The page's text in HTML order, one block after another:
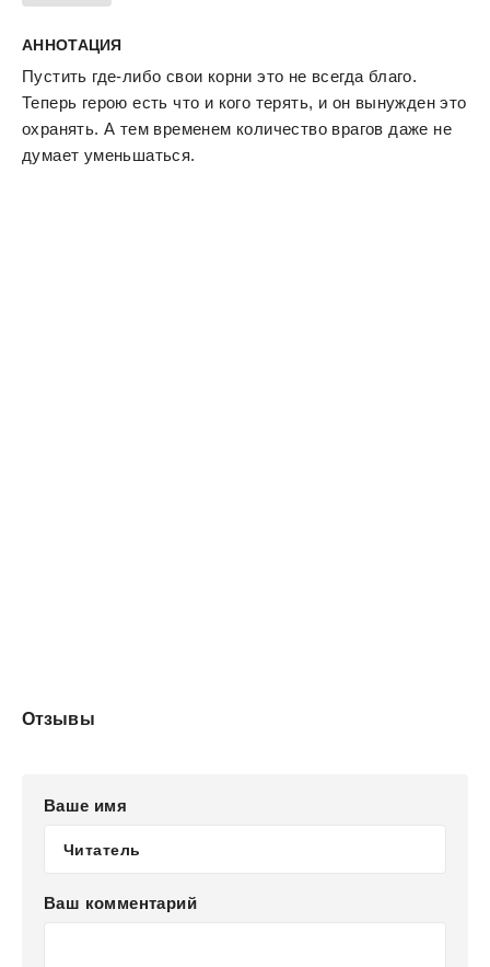
АННОТАЦИЯ
Пустить где-либо свои корни это не всегда благо.
Теперь герою есть что и кого терять, и он вынужден это
охранять. А тем временем количество врагов даже не
думает уменьшаться.
Отзывы
Ваше имя
Ваш комментарий